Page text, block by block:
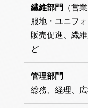
繊維部門 （営
服地・ユニフ
販売促進、繊
ど
管理部門
総務、経理、